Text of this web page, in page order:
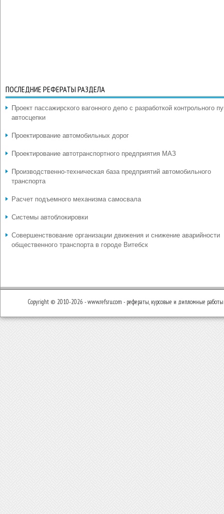
ПОСЛЕДНИЕ РЕФЕРАТЫ РАЗДЕЛА
Проект пассажирского вагонного депо с разработкой контрольного
автосцепки
Проектирование автомобильных дорог
Проектирование автотранспортного предприятия МАЗ
Производственно-техническая база предприятий автомобильного
транспорта
Расчет подъемного механизма самосвала
Системы автоблокировки
Совершенствование организации движения и снижение аварийности
общественного транспорта в городе Витебск
Copyright © 2010-2026 - www.refsru.com - рефераты, курсовые и дипломные работы